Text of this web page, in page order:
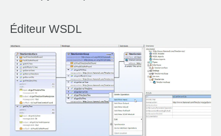
Éditeur WSDL